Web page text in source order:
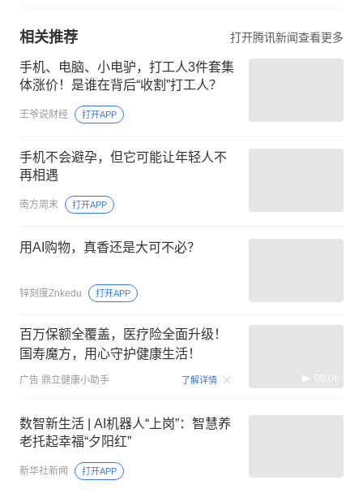
相关推荐 打开腾讯新闻查看更多
手机、电脑、小电驴，打工人3件套集
体涨价！是谁在背后“收割”打工人？
王爷说财经 打开APP
手机不会避孕，但它可能让年轻人不
再相遇
南方周末 打开APP
用AI购物，真香还是大可不必？
锌刻度Znkedu 打开APP
百万保额全覆盖，医疗险全面升级！
国寿魔方，用心守护健康生活！
广告 鼎立健康小助手 了解详情 00:06
数智新生活 | AI机器人“上岗”：智慧养
老托起幸福“夕阳红”
新华社新闻 打开APP